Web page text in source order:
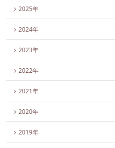
2025年
2024年
2023年
2022年
2021年
2020年
2019年